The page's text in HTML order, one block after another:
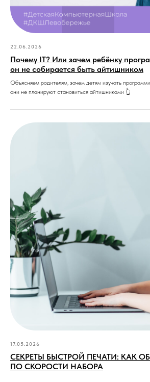
22.06.2026
Почему IT? Или зачем ребёнку
он не собирается быть айтишником
Объясняем родителям, зачем детям изучать
они не планируют становиться айтишниками 👆
17.05.2026
СЕКРЕТЫ БЫСТРОЙ ПЕЧАТИ: КАК
ПО СКОРОСТИ НАБОРА